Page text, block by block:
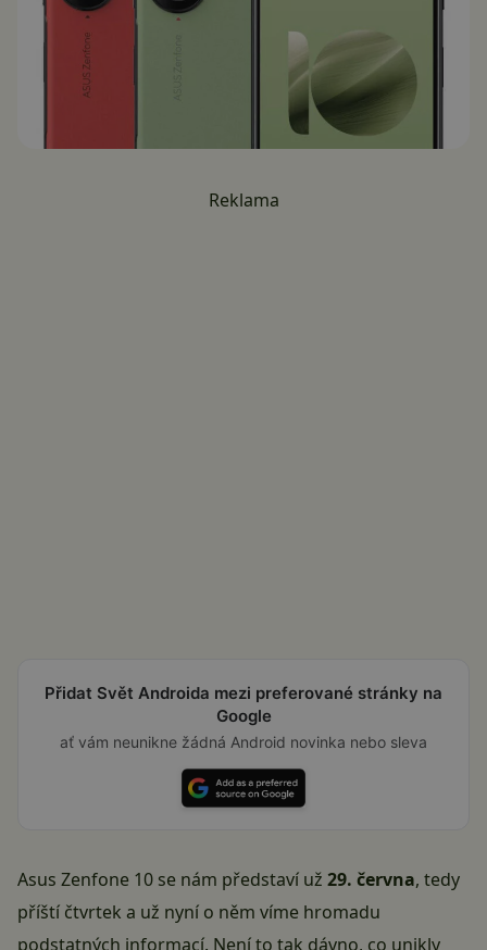
Reklama
Přidat Svět Androida mezi preferované stránky na
Google
ať vám neunikne žádná Android novinka nebo sleva
Asus Zenfone 10 se nám představí už 29. června, tedy
příští čtvrtek a už nyní o něm víme hromadu
podstatných informací. Není to tak dávno, co unikly